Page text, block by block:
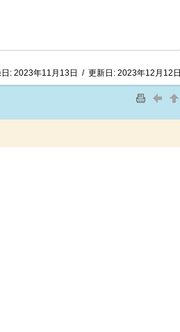
: 2023年11月13日 / 更新日: 2023年12月12日